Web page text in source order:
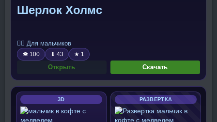
Шерлок Холмс
🧍‍♂️ Для мальчиков
👁 100 ⬇ 43 ★ 1
Открыть Скачать
3D РАЗВЕРТКА